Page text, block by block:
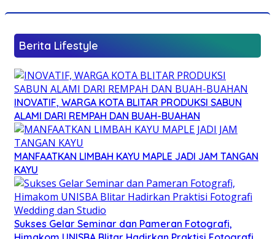
Berita Lifestyle
INOVATIF, WARGA KOTA BLITAR PRODUKSI SABUN
ALAMI DARI REMPAH DAN BUAH-BUAHAN
MANFAATKAN LIMBAH KAYU MAPLE JADI JAM TANGAN
KAYU
Sukses Gelar Seminar dan Pameran Fotografi,